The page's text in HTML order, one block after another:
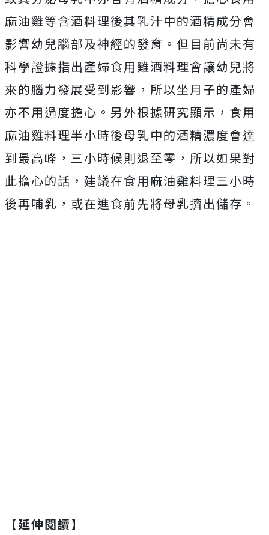
麻油雞等含酒料理後其乳汁中的酒精成分會
影響幼兒腦部及神經的發育。但目前尚未有
科學證據指出產婦食用雞酒料理會讓幼兒將
來的腦力發展受到影響，所以坐月子的產婦
亦不用過度擔心。另外根據研究顯示，食用
麻油雞料理半小時後母乳中的酒精濃度會達
到最高峰，三小時候則退至零，所以如果對
此擔心的話，建議在食用麻油雞料理三小時
後再哺乳，或在進食前先將母乳擠出儲存。
【延伸閱讀】